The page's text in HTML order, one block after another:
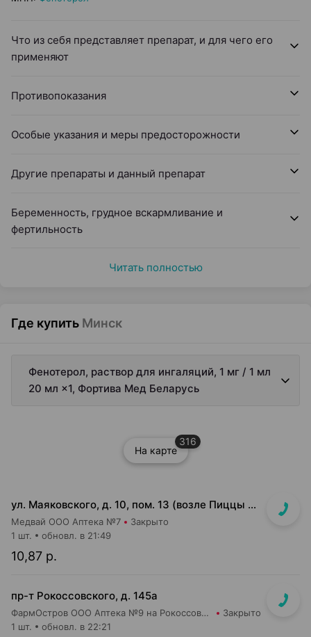
Что из себя представляет препарат, и для чего его
применяют
Противопоказания
Особые указания и меры предосторожности
Другие препараты и данный препарат
Беременность, грудное вскармливание и
фертильность
Читать полностью
Где купить Минск
Фенотерол, раствор для ингаляций, 1 мг / 1 мл
20 мл ×1, Фортива Мед Беларусь
На карте
316
ул. Маяковского, д. 10, пом. 13 (возле Пиццы Мании)
Медвай ООО Аптека №7 Закрыто
10,87 р.
1 шт. обновл. в 21:49
пр-т Рокоссовского, д. 145а
ФармОстров ООО Аптека №9 на Рокоссовского Закрыто
1 шт. обновл. в 22:21